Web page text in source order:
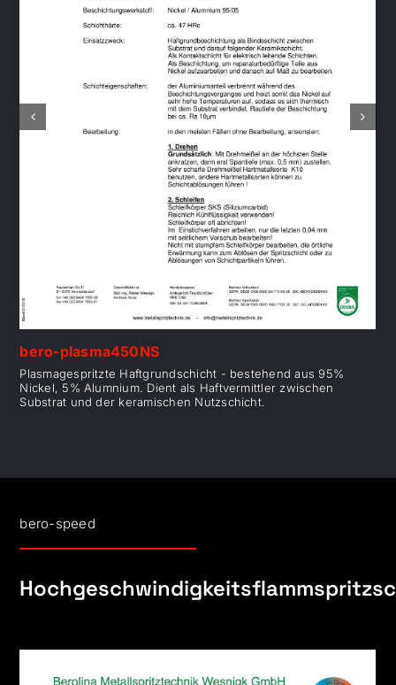
bero-plasma450NS
Plasmagespritzte Haftgrundschicht - bestehend aus 95%
Nickel, 5% Alumnium. Dient als Haftvermittler zwischen
Substrat und der keramischen Nutzschicht.
bero-speed